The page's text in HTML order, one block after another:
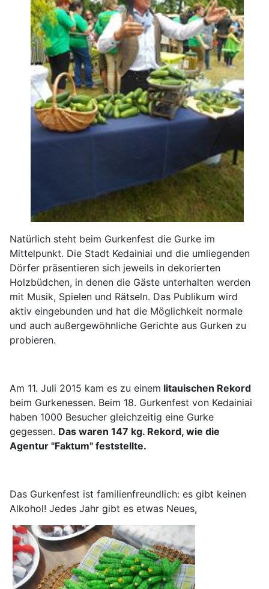
Natürlich steht beim Gurkenfest die Gurke im
Mittelpunkt. Die Stadt Kedainiai und die umliegenden
Dörfer präsentieren sich jeweils in dekorierten
Holzbüdchen, in denen die Gäste unterhalten werden
mit Musik, Spielen und Rätseln. Das Publikum wird
aktiv eingebunden und hat die Möglichkeit normale
und auch außergewöhnliche Gerichte aus Gurken zu
probieren.
Am 11. Juli 2015 kam es zu einem litauischen Rekord
beim Gurkenessen. Beim 18. Gurkenfest von Kedainiai
haben 1000 Besucher gleichzeitig eine Gurke
gegessen. Das waren 147 kg. Rekord, wie die
Agentur "Faktum" feststellte.
Das Gurkenfest ist familienfreundlich: es gibt keinen
Alkohol! Jedes Jahr gibt es etwas Neues,